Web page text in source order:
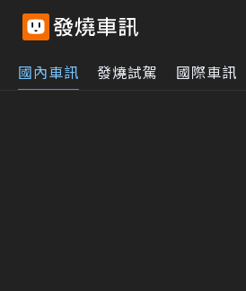
國內車訊 發燒試駕 國際車訊